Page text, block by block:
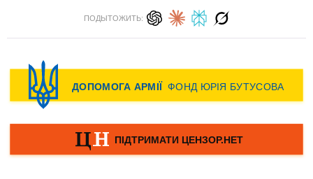
ПОДЫТОЖИТЬ: